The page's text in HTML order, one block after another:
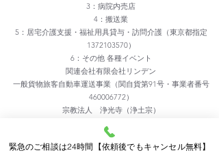
3：病院内売店
4：搬送業
5：居宅介護支援・福祉用具貸与・訪問介護（東京都指定
1372103570）
6：その他 各種イベント
関連会社有限会社リンデン
一般貨物旅客自動車運送事業（関自貨第91号・事業者番号
460006772）
宗教法人 浄光寺（浄土宗）
従業員数32名
車両台数10台
緊急のご相談は24時間【依頼後でもキャンセル無料】